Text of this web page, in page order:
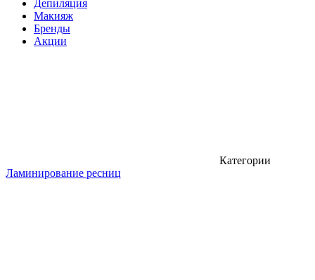
Депиляция
Макияж
Бренды
Акции
Категории
Ламинирование ресниц